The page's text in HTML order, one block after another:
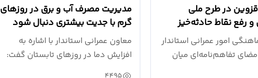
در طرح ملی
رفع نقاط حادثه‌خیز
امور عمرانی استاندار
تفاهم‌نامه‌ای میان
مدیریت مصرف آب و برق در روزهای
گرم با جدیت بیشتری دنبال شود
معاون عمرانی استاندار با اشاره به
افزایش دما در روزهای تابستان گفت:
شرایط...